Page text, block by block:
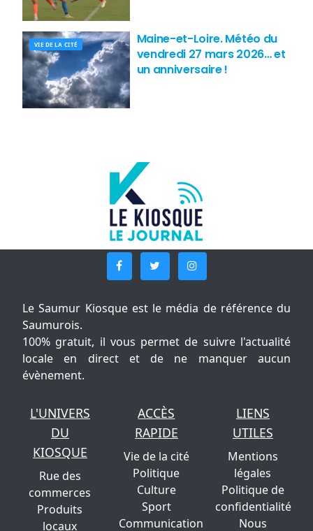
VIE DE LA CITÉ
Maine-et-Loire. Météo du
vendredi 27 mars 2026… et
un anniversaire !
Le Saumur Kiosque est le média de référence du
Saumurois.
100% gratuit, il vous permet de suivre l'actualité
locale en direct et de ne manquer aucun
évènement.
L'UNIVERS
DU
KIOSQUE
Rue des
commerces
Produits
locaux
ACCÈS
RAPIDE
Vie de la cité
Politique
Culture
Sport
Communication
LIENS
UTILES
Mentions
légales
Politique de
confidentialité
Nous